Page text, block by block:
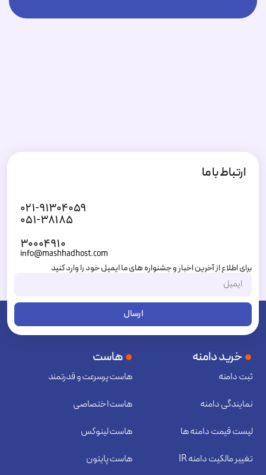
ارتباط با ما
۰۲۱-۹۱۳۰۴۰۵۹
۰۵۱-۳۸۱۸۵
۳۰۰۰۴۹۱۰
info@mashhadhost.com
برای اطلاع از آخرین اخبار و جشنواره های ما ایمیل خود را وارد کنید
ارسال
خرید دامنه
ثبت دامنه
نمایندگی دامنه
لیست قیمت دامنه ها
تغییر مالکیت دامنه IR
هاست
هاست پرسرعت و قدرتمند
هاست اختصاصی
هاست لینوکس
هاست پایتون